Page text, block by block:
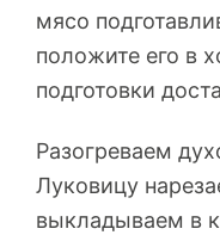
мясо
положите его в
подготовки
Разогреваем
Луковицу
выкладываем в